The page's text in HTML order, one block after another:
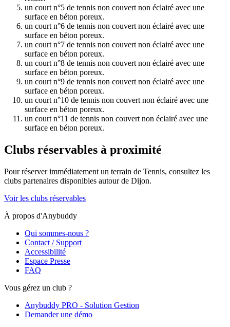
un court n°5 de tennis non couvert non éclairé avec une
surface en béton poreux.
un court n°6 de tennis non couvert non éclairé avec une
surface en béton poreux.
un court n°7 de tennis non couvert non éclairé avec une
surface en béton poreux.
un court n°8 de tennis non couvert non éclairé avec une
surface en béton poreux.
un court n°9 de tennis non couvert non éclairé avec une
surface en béton poreux.
un court n°10 de tennis non couvert non éclairé avec une
surface en béton poreux.
un court n°11 de tennis non couvert non éclairé avec une
surface en béton poreux.
Clubs réservables à proximité
Pour réserver immédiatement un terrain de Tennis, consultez les
clubs partenaires disponibles autour de Dijon.
Voir les clubs réservables
À propos d'Anybuddy
Qui sommes-nous ?
Contact / Support
Accessibilité
Espace Presse
FAQ
Vous gérez un club ?
Anybuddy PRO - Solution Gestion
Demander une démo